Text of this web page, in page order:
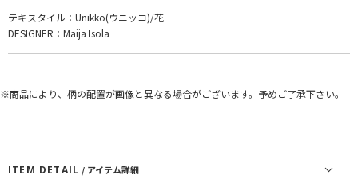
テキスタイル：Unikko(ウニッコ)/花
DESIGNER：Maija Isola
※商品により、柄の配置が画像と異なる場合がございます。予めご了承下さい。
ITEM DETAIL / アイテム詳細